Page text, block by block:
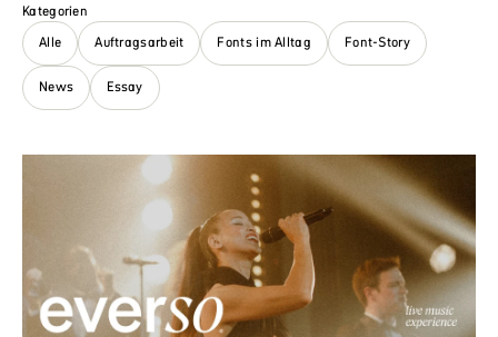
Kategorien
Alle
Auftragsarbeit Fonts im Alltag Font-Story
News Essay